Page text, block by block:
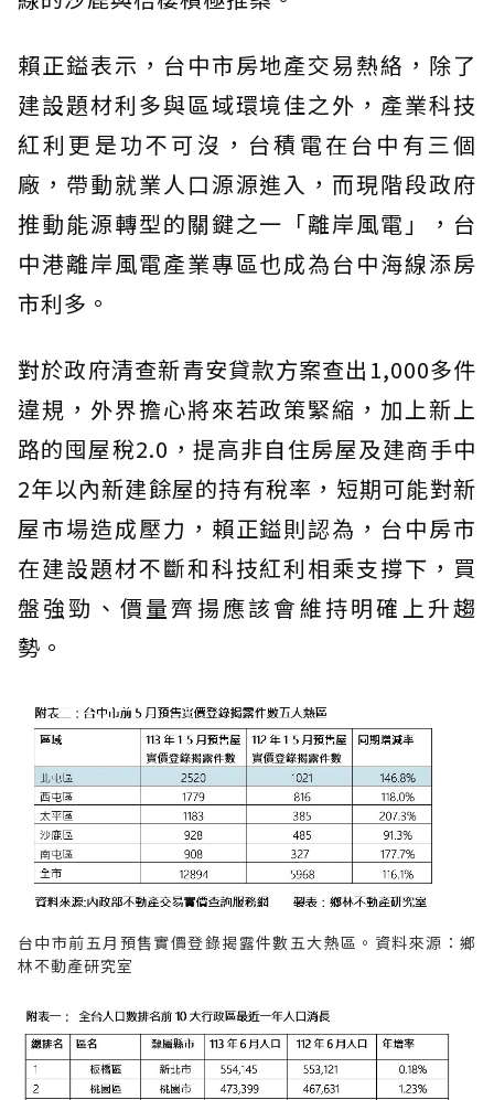
賴正鎰表示，台中市房地產交易熱絡，除了
建設題材利多與區域環境佳之外，產業科技
紅利更是功不可沒，台積電在台中有三個
廠，帶動就業人口源源進入，而現階段政府
推動能源轉型的關鍵之一「離岸風電」，台
中港離岸風電產業專區也成為台中海線添房
市利多。
對於政府清查新青安貸款方案查出1,000多件
違規，外界擔心將來若政策緊縮，加上新上
路的囤屋稅2.0，提高非自住房屋及建商手中
2年以內新建餘屋的持有稅率，短期可能對新
屋市場造成壓力，賴正鎰則認為，台中房市
在建設題材不斷和科技紅利相乘支撐下，買
盤強勁、價量齊揚應該會維持明確上升趨
勢。
台中市前五月預售實價登錄揭露件數五大熱區。資料來源：鄉
林不動產研究室